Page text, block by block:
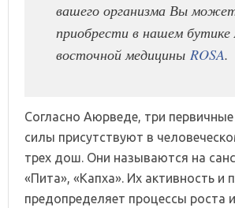
вашего организма Вы
приобрести в нашем
восточной медицины ROSA.
Согласно Аюрведе, три
силы присутствуют в
трех дош. Они называются на
«Пита», «Капха». Их активность и
предопределяет процессы роста